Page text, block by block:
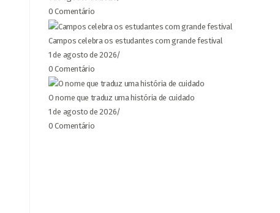
0 Comentário
Campos celebra os estudantes com grande festival
1 de agosto de 2026/
0 Comentário
O nome que traduz uma história de cuidado
1 de agosto de 2026/
0 Comentário